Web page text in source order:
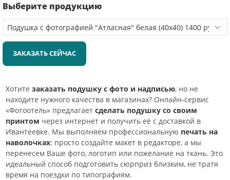
Выберите продукцию
ЗАКАЗАТЬ СЕЙЧАС
Хотите заказать подушку с фото и надписью, но не
находите нужного качества в магазинах? Онлайн-сервис
«Фотоотель» предлагает сделать подушку со своим
принтом через интернет и получить её с доставкой в
Ивантеевке. Мы выполняем профессиональную печать на
наволочках: просто создайте макет в редакторе, а мы
перенесем Ваше фото, логотип или пожелание на ткань. Это
идеальный способ подготовить сюрприз близким, не тратя
время на поездки по типографиям.